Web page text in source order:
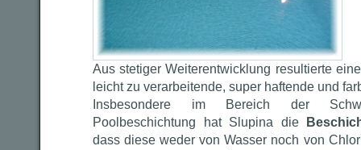
Aus stetiger Weiterentwicklung resultierte
leicht zu verarbeitende, super haftende und
Insbesondere im Bereich der
Poolbeschichtung hat Slupina die
dass diese weder von Wasser noch von